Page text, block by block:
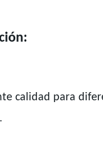
calidad para